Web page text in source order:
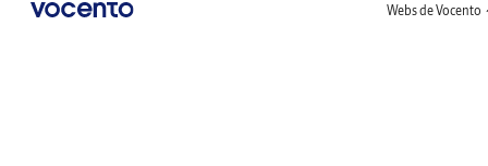
Webs de Vocento